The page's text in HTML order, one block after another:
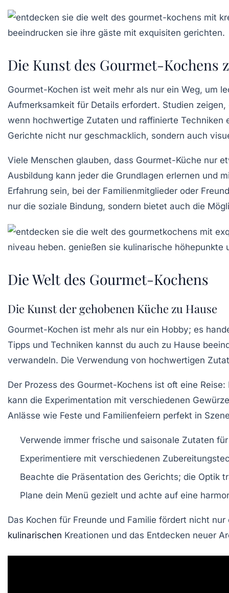
Die Kunst des Gourmet-Kochens
Gourmet-Kochen ist weit mehr als nur ein Weg, um
Aufmerksamkeit für Details erfordert. Studien
wenn hochwertige Zutaten und raffinierte
Gerichte nicht nur geschmacklich, sondern auch
Viele Menschen glauben, dass Gourmet-Küche nur
Ausbildung kann jeder die Grundlagen erlernen und
Erfahrung sein, bei der Familienmitglieder oder
nur die soziale Bindung, sondern bietet auch die
Die Welt des Gourmet-Kochens
Die Kunst der gehobenen Küche zu Hause
Gourmet-Kochen ist mehr als nur ein Hobby; es
Tipps und Techniken kannst du auch zu Hause
verwandeln. Die Verwendung von hochwertigen
Der Prozess des Gourmet-Kochens ist oft eine
kann die Experimentation mit verschiedenen
Anlässe wie Feste und Familienfeiern perfekt in
Verwende immer frische und saisonale Zutaten
Experimentiere mit verschiedenen
Beachte die Präsentation des Gerichts; die Optik
Plane dein Menü gezielt und achte auf eine
Das Kochen für Freunde und Familie fördert nicht
kulinarischen Kreationen und das Entdecken neuer